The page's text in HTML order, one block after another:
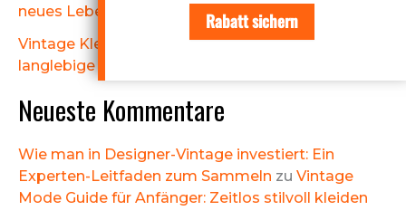
neues Leben schenken
Vintage Kleidung Pflege Tipps: Anleitung für
langlebige Schätze
Neueste Kommentare
Wie man in Designer-Vintage investiert: Ein
Experten-Leitfaden zum Sammeln zu Vintage
Mode Guide für Anfänger: Zeitlos stilvoll kleiden
Rabatt sichern